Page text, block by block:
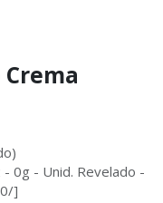
0g - Unid. Revelado -
]